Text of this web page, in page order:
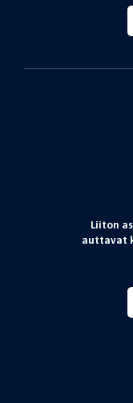
Liiton
auttavat